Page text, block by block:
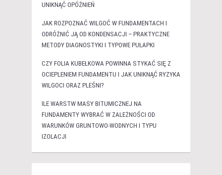
UNIKNĄĆ OPÓŹNIEŃ
JAK ROZPOZNAĆ WILGOĆ W FUNDAMENTACH I
ODRÓŻNIĆ JĄ OD KONDENSACJI – PRAKTYCZNE
METODY DIAGNOSTYKI I TYPOWE PUŁAPKI
CZY FOLIA KUBEŁKOWA POWINNA STYKAĆ SIĘ Z
OCIEPLENIEM FUNDAMENTU I JAK UNIKNĄĆ RYZYKA
WILGOCI ORAZ PLEŚNI?
ILE WARSTW MASY BITUMICZNEJ NA
FUNDAMENTY WYBRAĆ W ZALEŻNOŚCI OD
WARUNKÓW GRUNTOWO-WODNYCH I TYPU
IZOLACJI